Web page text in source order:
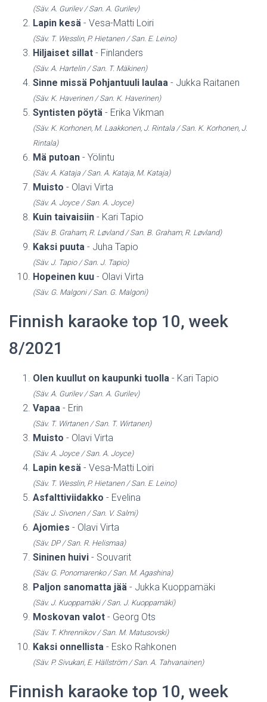
(Säv. A. Gurilev / San. A. Gurilev)
Lapin kesä - Vesa-Matti Loiri
(Säv. T. Wesslin, P. Hietanen / San. E. Leino)
Hiljaiset sillat - Finlanders
(Säv. A. Hartelin / San. T. Mäkinen)
Sinne missä Pohjantuuli laulaa - Jukka Raitanen
(Säv. K. Haverinen / San. K. Haverinen)
Syntisten pöytä - Erika Vikman
(Säv. K. Korhonen, M. Laakkonen, J. Rintala / San. K. Korhonen, J.
Rintala)
Mä putoan - Yölintu
(Säv. A. Kataja / San. A. Kataja, M. Kataja)
Muisto - Olavi Virta
(Säv. A. Joyce / San. A. Joyce)
Kuin taivaisiin - Kari Tapio
(Säv. B. Graham, R. Løvland / San. B. Graham, R. Løvland)
Kaksi puuta - Juha Tapio
(Säv. J. Tapio / San. J. Tapio)
Hopeinen kuu - Olavi Virta
(Säv. G. Malgoni / San. G. Malgoni)
Finnish karaoke top 10, week
8/2021
Olen kuullut on kaupunki tuolla - Kari Tapio
(Säv. A. Gurilev / San. A. Gurilev)
Vapaa - Erin
(Säv. T. Wirtanen / San. T. Wirtanen)
Muisto - Olavi Virta
(Säv. A. Joyce / San. A. Joyce)
Lapin kesä - Vesa-Matti Loiri
(Säv. T. Wesslin, P. Hietanen / San. E. Leino)
Asfalttiviidakko - Evelina
(Säv. J. Sivonen / San. V. Salmi)
Ajomies - Olavi Virta
(Säv. DP / San. R. Helismaa)
Sininen huivi - Souvarit
(Säv. G. Ponomarenko / San. M. Agashina)
Paljon sanomatta jää - Jukka Kuoppamäki
(Säv. J. Kuoppamäki / San. J. Kuoppamäki)
Moskovan valot - Georg Ots
(Säv. T. Khrennikov / San. M. Matusovski)
Kaksi onnellista - Esko Rahkonen
(Säv. P. Sivukari, E. Hällström / San. A. Tahvanainen)
Finnish karaoke top 10, week